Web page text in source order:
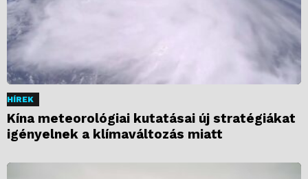
HÍREK
Kína meteorológiai kutatásai új stratégiákat
igényelnek a klímaváltozás miatt